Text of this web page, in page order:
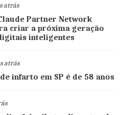
atrás
Partner Network
criar a próxima geração
inteligentes
atrás
infarto em SP é de 58 anos